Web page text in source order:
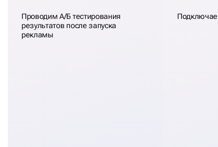
Проводим А/Б тестирования
результатов после запуска
рекламы